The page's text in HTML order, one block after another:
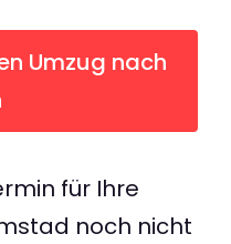
Umzug nach
für Ihre
noch nicht